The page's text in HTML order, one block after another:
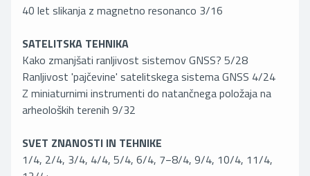
40 let slikanja z magnetno resonanco 3/16
SATELITSKA TEHNIKA
Kako zmanjšati ranljivost sistemov GNSS? 5/28
Ranljivost 'pajčevine' satelitskega sistema GNSS 4/24
Z miniaturnimi instrumenti do natančnega položaja na
arheoloških terenih 9/32
SVET ZNANOSTI IN TEHNIKE
1/4, 2/4, 3/4, 4/4, 5/4, 6/4, 7−8/4, 9/4, 10/4, 11/4,